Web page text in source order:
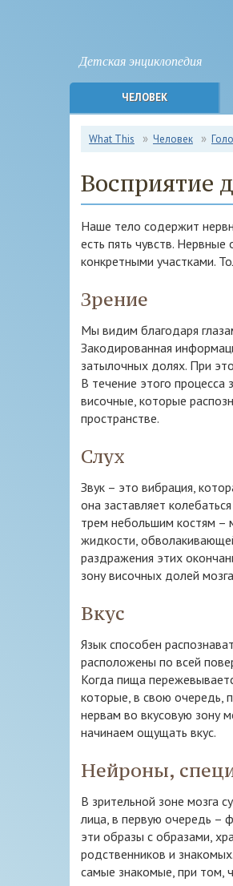
Детская энциклопедия
ЧЕЛОВЕК
What This Человек
Восприятие
Наше тело содержит
есть пять чувств.
конкретными участками.
Зрение
Мы видим благодаря
Закодированная
затылочных долях. При
В течение этого
височные, которые
пространстве.
Слух
Звук – это вибрация,
она заставляет
трем небольшим костям –
жидкости,
раздражения этих
зону височных долей
Вкус
Язык способен
расположены по всей
Когда пища
которые, в свою очередь,
нервам во вкусовую зону
начинаем ощущать вкус.
Нейроны,
В зрительной зоне мозга
лица, в первую очередь –
эти образы с образами,
родственников и
самые знакомые, при том,